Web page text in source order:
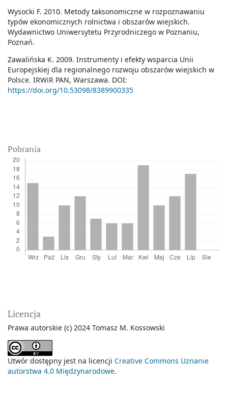
Pobrania
Wysocki F. 2010. Metody taksonomiczne w rozpoznawaniu
typów ekonomicznych rolnictwa i obszarów wiejskich.
Wydawnictwo Uniwersytetu Przyrodniczego w Poznaniu,
Poznań.
Zawalińska K. 2009. Instrumenty i efekty wsparcia Unii
Europejskiej dla regionalnego rozwoju obszarów wiejskich w
Polsce. IRWiR PAN, Warszawa. DOI:
https://doi.org/10.53098/8389900335
Licencja
Prawa autorskie (c) 2024 Tomasz M. Kossowski
Utwór dostępny jest na licencji Creative Commons Uznanie
autorstwa 4.0 Międzynarodowe.